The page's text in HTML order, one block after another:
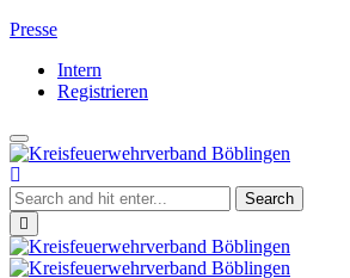
Presse
Intern
Registrieren
Toggle
navigation